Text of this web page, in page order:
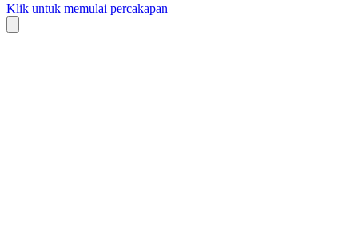
Klik untuk memulai percakapan